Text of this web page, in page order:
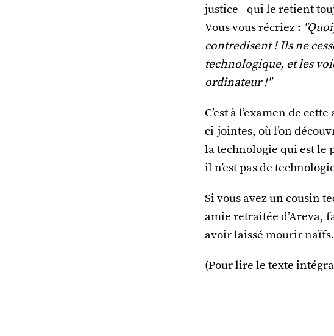
justice - qui le retient
Vous vous récriez :
contredisent ! Ils ne
technologique, et les
ordinateur !"
C’est à l’examen de
ci-jointes, où l’on
la technologie qui est le
il n’est pas de
Si vous avez un cousin
amie retraitée d’Areva,
avoir laissé mourir naïfs.
(Pour lire le texte